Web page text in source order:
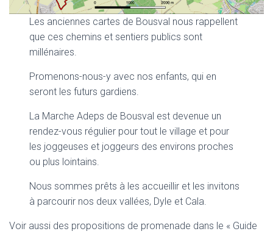
Les anciennes cartes de Bousval nous rappellent
que ces chemins et sentiers publics sont
millénaires.
Promenons-nous-y avec nos enfants, qui en
seront les futurs gardiens.
La Marche Adeps de Bousval est devenue un
rendez-vous régulier pour tout le village et pour
les joggeuses et joggeurs des environs proches
ou plus lointains.
Nous sommes prêts à les accueillir et les invitons
à parcourir nos deux vallées, Dyle et Cala.
Voir aussi des propositions de promenade dans le « Guide